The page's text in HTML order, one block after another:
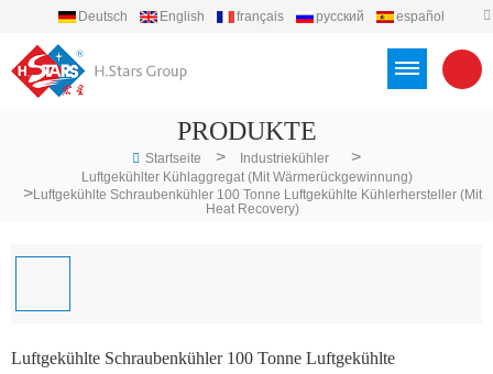
Deutsch English français русский
español
PRODUKTE
Startseite > Industriekühler >
Luftgekühlter Kühlaggregat (mit Wärmerückgewinnung)
>Luftgekühlte Schraubenkühler 100 Tonne Luftgekühlte Kühlerhersteller (mit
Heat Recovery)
Luftgekühlte Schraubenkühler 100 Tonne Luftgekühlte